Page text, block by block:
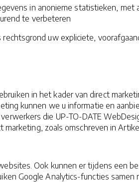
in anonieme statistieken, met
te verbeteren
uw expliciete,
in het kader van direct
kunnen we u informatie en
die UP-TO-DATE
zoals omschreven in
Ook kunnen er tijdens een
Google Analytics-functies samen